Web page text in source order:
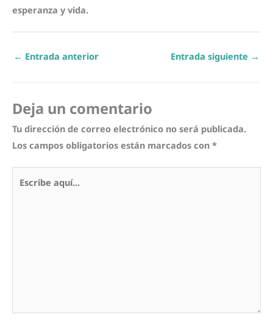
esperanza y vida.
← Entrada anterior Entrada siguiente →
Deja un comentario
Tu dirección de correo electrónico no será publicada.
Los campos obligatorios están marcados con *